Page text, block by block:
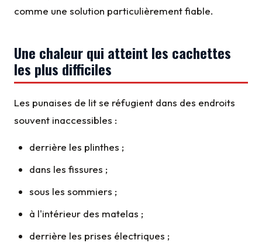
comme une solution particulièrement fiable.
Une chaleur qui atteint les cachettes
les plus difficiles
Les punaises de lit se réfugient dans des endroits
souvent inaccessibles :
derrière les plinthes ;
dans les fissures ;
sous les sommiers ;
à l'intérieur des matelas ;
derrière les prises électriques ;